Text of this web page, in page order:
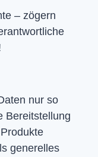
– zögern
nur so
Bereitstellung
generelles